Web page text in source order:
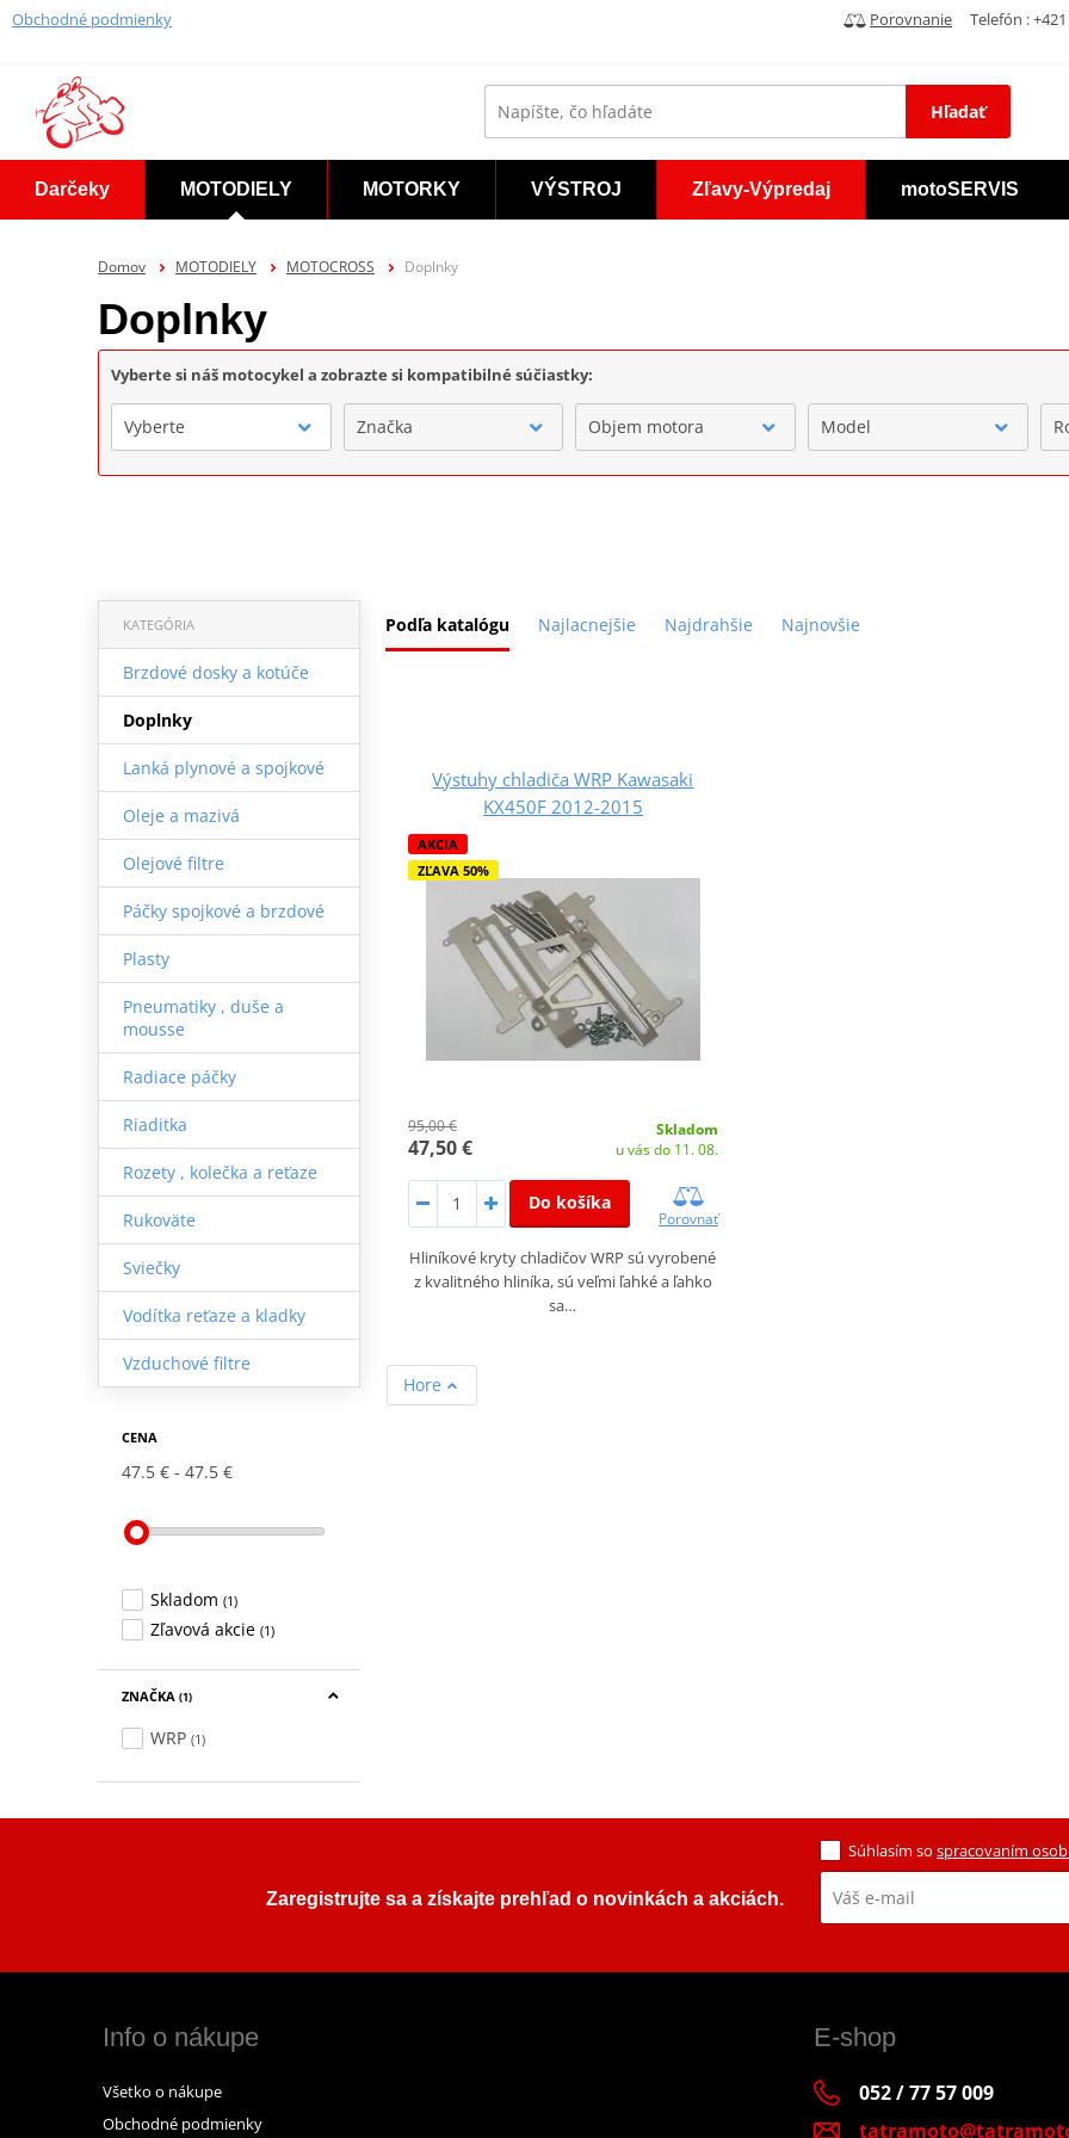
Obchodné podmienky Porovnanie Telefón :
Hľadať
Darčeky MOTODIELY MOTORKY VÝSTROJ Zľavy-Výpredaj motoSERVIS
Domov MOTODIELY MOTOCROSS Doplnky
Doplnky
Vyberte si náš motocykel a zobrazte si kompatibilné súčiastky:
Vyberte Značka Objem motora Model
Podľa katalógu Najlacnejšie Najdrahšie Najnovšie
KATEGÓRIA
Brzdové dosky a kotúče
Doplnky
Lanká plynové a spojkové
Oleje a mazivá
Olejové filtre
Páčky spojkové a brzdové
Plasty
Pneumatiky , duše a
mousse
Radiace páčky
Riaditka
Rozety , kolečka a reťaze
Rukoväte
Sviečky
Vodítka reťaze a kladky
Vzduchové filtre
CENA
47.5 € 47.5 €
Skladom (1)
Zľavová akcie (1)
ZNAČKA (1)
WRP (1)
Výstuhy chladiča WRP Kawasaki
KX450F 2012-2015
AKCIA
ZĽAVA 50%
95,00 €
47,50 €
Skladom
u vás do 11. 08.
Do košíka
Porovnať
Hliníkové kryty chladičov WRP sú vyrobené
z kvalitného hliníka, sú veľmi ľahké a ľahko
sa…
Hore
Zaregistrujte sa a získajte prehľad o novinkách a akciách.
Súhlasím so spracovaním
Info o nákupe
Všetko o nákupe
Obchodné podmienky
E-shop
052 / 77 57 009